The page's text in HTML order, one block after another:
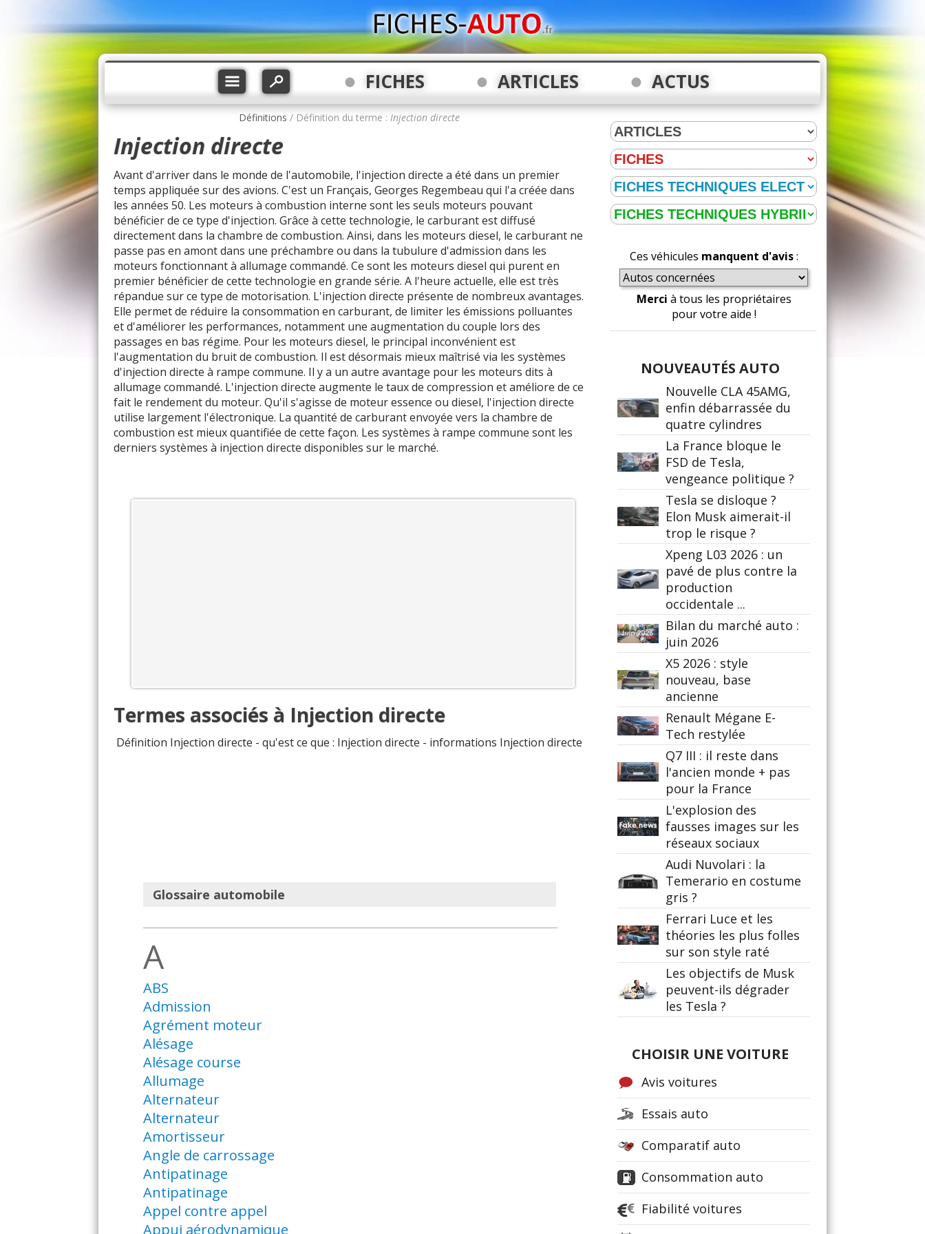
FICHES ARTICLES ACTUS
Définitions / Définition du terme : Injection directe
Injection directe
Avant d'arriver dans le monde de l'automobile, l'injection directe a été dans un premier
temps appliquée sur des avions. C'est un Français, Georges Regembeau qui l'a créée dans
les années 50. Les moteurs à combustion interne sont les seuls moteurs pouvant
bénéficier de ce type d'injection. Grâce à cette technologie, le carburant est diffusé
directement dans la chambre de combustion. Ainsi, dans les moteurs diesel, le carburant ne
passe pas en amont dans une préchambre ou dans la tubulure d'admission dans les
moteurs fonctionnant à allumage commandé. Ce sont les moteurs diesel qui purent en
premier bénéficier de cette technologie en grande série. A l'heure actuelle, elle est très
répandue sur ce type de motorisation. L'injection directe présente de nombreux avantages.
Elle permet de réduire la consommation en carburant, de limiter les émissions polluantes
et d'améliorer les performances, notamment une augmentation du couple lors des
passages en bas régime. Pour les moteurs diesel, le principal inconvénient est
l'augmentation du bruit de combustion. Il est désormais mieux maîtrisé via les systèmes
d'injection directe à rampe commune. Il y a un autre avantage pour les moteurs dits à
allumage commandé. L'injection directe augmente le taux de compression et améliore de ce
fait le rendement du moteur. Qu'il s'agisse de moteur essence ou diesel, l'injection directe
utilise largement l'électronique. La quantité de carburant envoyée vers la chambre de
combustion est mieux quantifiée de cette façon. Les systèmes à rampe commune sont les
derniers systèmes à injection directe disponibles sur le marché.
Termes associés à Injection directe
Définition Injection directe - qu'est ce que : Injection directe - informations Injection directe
Glossaire automobile
A
ABS
Admission
Agrément moteur
Alésage
Alésage course
Allumage
Alternateur
Alternateur
Amortisseur
Angle de carrossage
Antipatinage
Antipatinage
Appel contre appel
Appui aérodynamique
Ces véhicules manquent d'avis:
Merci à tous les propriétaires
pour votre aide !
NOUVEAUTÉS AUTO
Nouvelle CLA 45AMG,
enfin débarrassée du
quatre cylindres
La France bloque le
FSD de Tesla,
vengeance politique ?
Tesla se disloque ?
Elon Musk aimerait-il
trop le risque ?
Xpeng L03 2026 : un
pavé de plus contre la
production
occidentale ...
Bilan du marché auto :
juin 2026
X5 2026 : style
nouveau, base
ancienne
Renault Mégane E-
Tech restylée
Q7 III : il reste dans
l'ancien monde + pas
pour la France
L'explosion des
fausses images sur les
réseaux sociaux
Audi Nuvolari : la
Temerario en costume
gris ?
Ferrari Luce et les
théories les plus folles
sur son style raté
Les objectifs de Musk
peuvent-ils dégrader
les Tesla ?
CHOISIR UNE VOITURE
Avis voitures
Essais auto
Comparatif auto
Consommation auto
Fiabilité voitures